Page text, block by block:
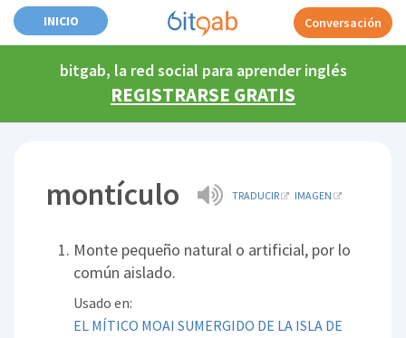
INICIO Conversación
bitgab, la red social para aprender inglés
REGISTRARSE GRATIS
montículo TRADUCIR IMAGEN
Monte pequeño natural o artificial, por lo
común aislado.
Usado en:
EL MÍTICO MOAI SUMERGIDO DE LA ISLA DE